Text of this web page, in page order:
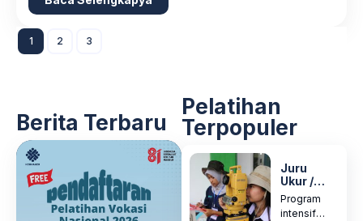
1 2 3
Berita Terbaru
Pelatihan
Terpopuler
Juru
Ukur /
Surveyo
r
Program
intensif